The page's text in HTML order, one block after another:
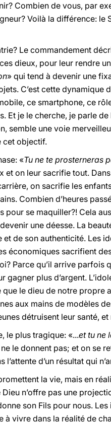
Combien de vous, par
Voilà la différence:
Le commandement
dieux, pour leur rendre
» qui tend à devenir une
C’est cette
ce smartphone, ce
Et je le cherche, je parle
semble une voie
cet objectif.
«Tu ne te prosterneras
et on leur sacrifie tout.
on sacrifie les
Combien d’heures
se maquiller?! Cela
une déesse. La
de son authenticité. Les
économiques sacrifient
Parce qu’il arrive
plus d’argent.
le dieu de notre propre
aux mains de modèles
détruisent leur santé,
le plus tragique: «...et tu ne
le donnent pas; et on se
d’un résultat qui
la vie, mais en
n’offre pas une
son Fils pour nous.
à vivre dans la réalité de